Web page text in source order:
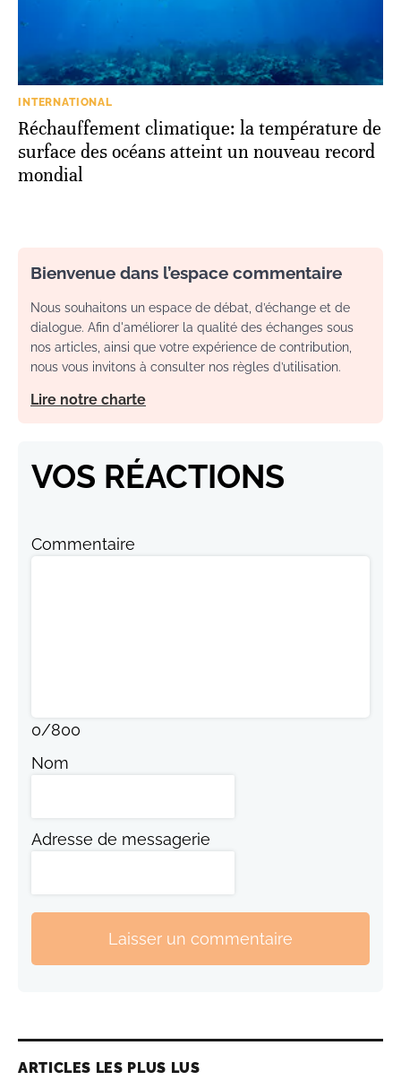
INTERNATIONAL
Réchauffement climatique: la température de
surface des océans atteint un nouveau record
mondial
Bienvenue dans l’espace commentaire
Nous souhaitons un espace de débat, d’échange et de
dialogue. Afin d'améliorer la qualité des échanges sous
nos articles, ainsi que votre expérience de contribution,
nous vous invitons à consulter nos règles d’utilisation.
Lire notre charte
VOS RÉACTIONS
Commentaire
0/800
Nom
Adresse de messagerie
Laisser un commentaire
ARTICLES LES PLUS LUS